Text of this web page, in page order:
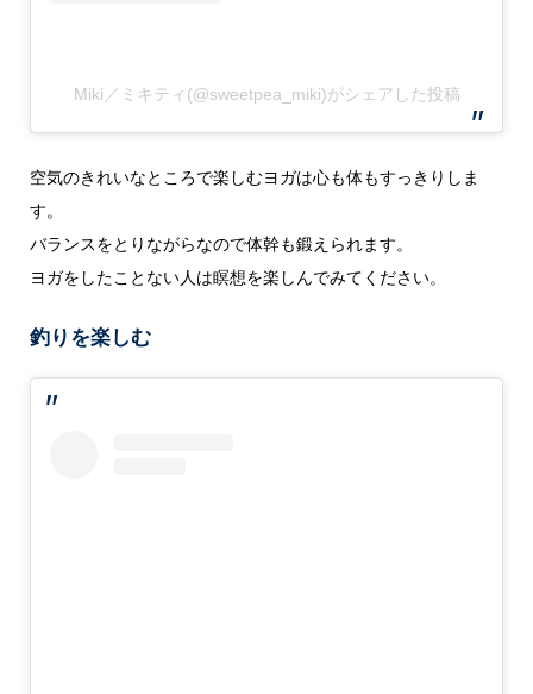
Miki／ミキティ(@sweetpea_miki)がシェアした投稿
空気のきれいなところで楽しむヨガは心も体もすっきりしま
す。
バランスをとりながらなので体幹も鍛えられます。
ヨガをしたことない人は瞑想を楽しんでみてください。
釣りを楽しむ